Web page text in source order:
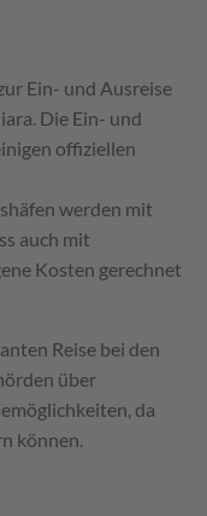
Ein- und Ausreise
Die Ein- und
offiziellen
werden mit
auch mit
Kosten gerechnet
Reise bei den
über
da
können.